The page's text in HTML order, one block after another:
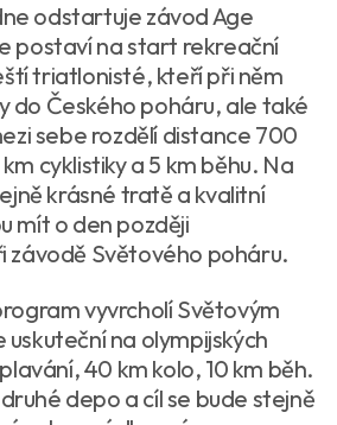
odstartuje závod Age
postaví na start rekreační
triatlonisté, kteří při něm
do Českého poháru, ale také
sebe rozdělí distance 700
cyklistiky a 5 km běhu. Na
krásné tratě a kvalitní
mít o den později
závodě Světového poháru.
vyvrcholí Světovým
na olympijských
40 km kolo, 10 km běh.
depo a cíl se bude stejně